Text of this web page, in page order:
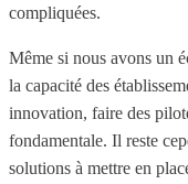
compliquées.
Même si nous avons un
la capacité des
innovation, faire des
fondamentale. Il reste
solutions à mettre en